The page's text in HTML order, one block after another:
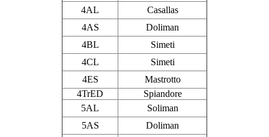
4AL
Casallas
4AS
Doliman
4BL
Simeti
4CL
Simeti
4ES
Mastrotto
4TrED
Spiandore
5AL
Soliman
5AS
Doliman